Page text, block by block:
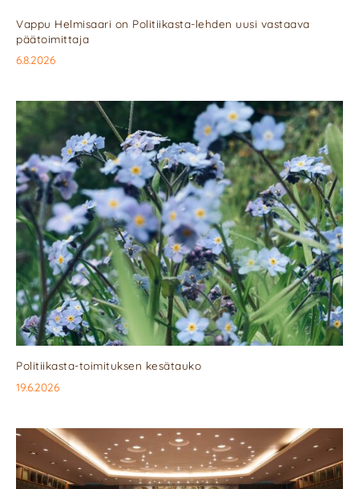
Vappu Helmisaari on Politiikasta-lehden uusi vastaava
päätoimittaja
6.8.2026
Politiikasta-toimituksen kesätauko
19.6.2026